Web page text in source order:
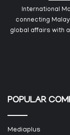
International
connecting
global affairs with
POPULAR
Mediaplus